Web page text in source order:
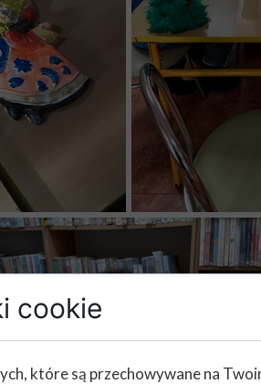
cookie
które są przechowywane na